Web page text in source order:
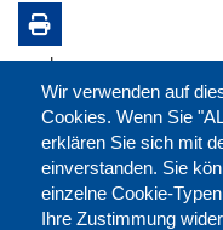
Wir verwenden auf
Cookies. Wenn Sie
erklären Sie sich mit
einverstanden. Sie
einzelne Cookie-
Ihre Zustimmung
merken: